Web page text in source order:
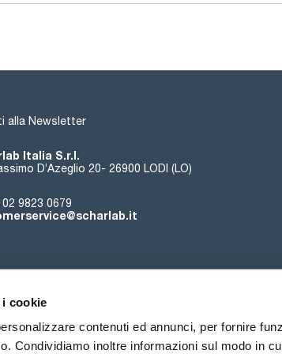
cookie
contenuti ed annunci, per fornire
Condividiamo inoltre informazioni sul modo in
n-Hexacosane 500mg/l [630-01-3]
n-Nonadecane 500mg/l [629-92-5]
n-Octacosane 500mg/l [630-02-4]
alla Newsletter
Italia S.r.l.
D’Azeglio 20- 26900 LODI (LO)
02 9823 0679